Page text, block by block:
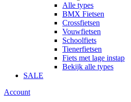
Alle types
BMX Fietsen
Crossfietsen
Vouwfietsen
Schoolfiets
Tienerfietsen
Fiets met lage instap
Bekijk alle types
SALE
Account